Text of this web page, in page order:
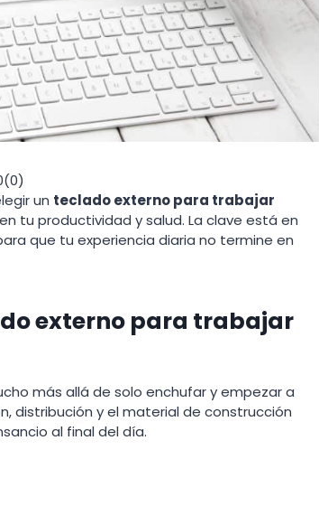
(0)
un teclado externo para trabajar
tu productividad y salud. La clave está en
que tu experiencia diaria no termine en
externo para trabajar
más allá de solo enchufar y empezar a
distribución y el material de construcción
al final del día.